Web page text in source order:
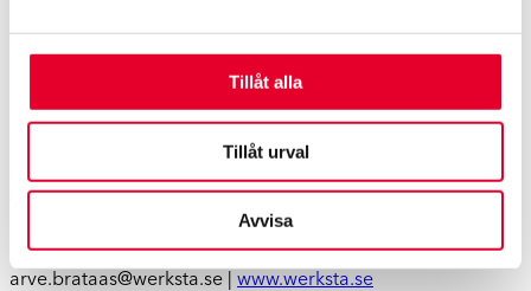
Tillåt alla
Tillåt urval
Avvisa
gentemot våra kunder. Det skall därför bli oerhört roligt för
och bidra med min kompetens för att bygga en nordisk
skadekedja.
Arve Brataas, Sverigechef, Werkstagruppen
Rinkebyvägen 11B | 182 36 Danderyd
Direkt 072-451 10 87 | Växel 08-622 92 00
arve.brataas@werksta.se | www.werksta.se